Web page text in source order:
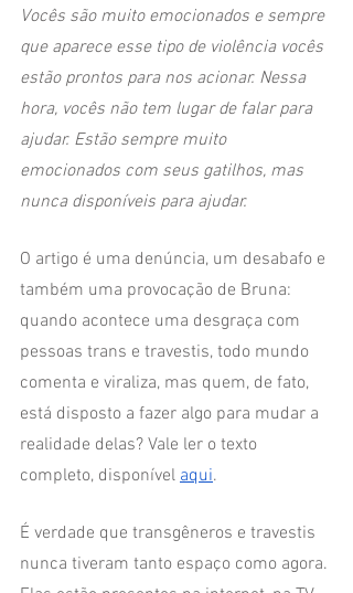
Vocês são muito emocionados e sempre
que aparece esse tipo de violência vocês
estão prontos para nos acionar. Nessa
hora, vocês não tem lugar de falar para
ajudar. Estão sempre muito
emocionados com seus gatilhos, mas
nunca disponíveis para ajudar.
O artigo é uma denúncia, um desabafo e
também uma provocação de Bruna:
quando acontece uma desgraça com
pessoas trans e travestis, todo mundo
comenta e viraliza, mas quem, de fato,
está disposto a fazer algo para mudar a
realidade delas? Vale ler o texto
completo, disponível aqui.
É verdade que transgêneros e travestis
nunca tiveram tanto espaço como agora.